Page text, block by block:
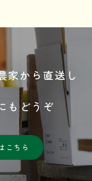
家から直送し
もどうぞ
こちら